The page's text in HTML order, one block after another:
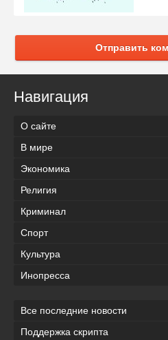
Отправить
Навигация
О сайте
В мире
Экономика
Религия
Криминал
Спорт
Культура
Инопресса
Все последние новости
Поддержка скрипта